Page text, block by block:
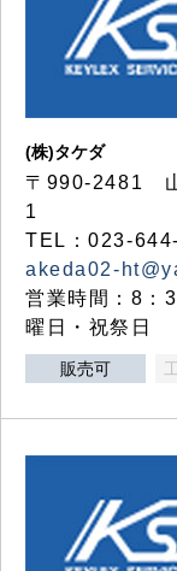
(株)タケダ
〒990-2481
1
TEL：023-
akeda02-
営業時間：8：
曜日・祝祭日
販売可